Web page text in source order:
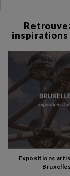
inspirations
Expositions